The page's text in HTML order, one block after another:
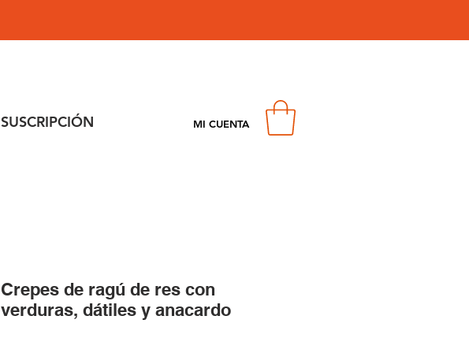
SUSCRIPCIÓN MI CUENTA
Crepes de ragú de res con
verduras, dátiles y anacardo